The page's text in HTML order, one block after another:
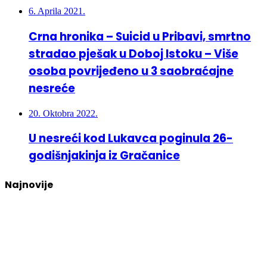
6. Aprila 2021.
Crna hronika – Suicid u Pribavi, smrtno
stradao pješak u Doboj Istoku – Više
osoba povrijeđeno u 3 saobraćajne
nesreće
20. Oktobra 2022.
U nesreći kod Lukavca poginula 26-
godišnjakinja iz Gračanice
Najnovije